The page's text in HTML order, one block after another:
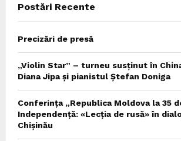
Postări Recente
Precizări de presă
„Violin Star” – turneu susținut în
Diana Jipa și pianistul Ștefan Doniga
Conferința „Republica Moldova la 35
Independență: «Lecția de rusă» în
Chișinău